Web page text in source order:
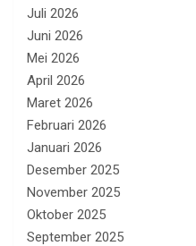
Juli 2026
Juni 2026
Mei 2026
April 2026
Maret 2026
Februari 2026
Januari 2026
Desember 2025
November 2025
Oktober 2025
September 2025